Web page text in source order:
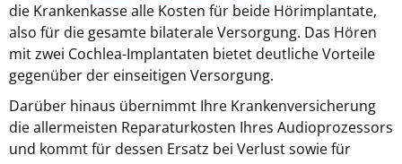
die Krankenkasse alle Kosten für beide Hörimplantate,
also für die gesamte bilaterale Versorgung. Das Hören
mit zwei Cochlea-Implantaten bietet deutliche Vorteile
gegenüber der einseitigen Versorgung.
Darüber hinaus übernimmt Ihre Krankenversicherung
die allermeisten Reparaturkosten Ihres Audioprozessors
und kommt für dessen Ersatz bei Verlust sowie für